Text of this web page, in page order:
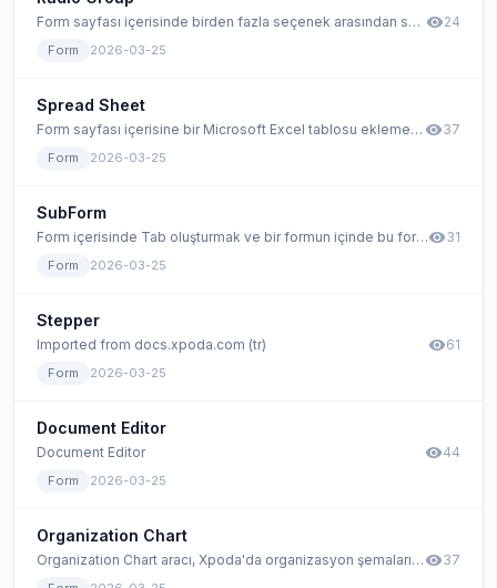
Form sayfası içerisinde birden fazla seçenek arasından sadece birisi seçilmek istenildiği durumlarda kullanılan form elemanıdır. Bu eleman ile birden fazla seçim yapılamaz.
Form 2026-03-25
visibility24
Spread Sheet
Form sayfası içerisine bir Microsoft Excel tablosu eklememizi sağlayan araçtır. Bu Excel tablosuna veri girişi de dahil Microsoft Excel'de yapabildiğimiz birçok işlemi yapabiliriz.
Form 2026-03-25
visibility37
SubForm
Form içerisinde Tab oluşturmak ve bir formun içinde bu forma bağlı başka formlar çalıştırmak için kullanılan form elemanıdır. Bu eleman ile forma bağlı diğer formlar aynı sayfada gösterilebilir.
Form 2026-03-25
visibility31
Stepper
Imported from docs.xpoda.com (tr)
Form 2026-03-25
visibility61
Document Editor
Document Editor
Form 2026-03-25
visibility44
Organization Chart
Organization Chart aracı, Xpoda'da organizasyon şemalarınızı ağaç yapısı ile görselleştirebileceğiniz bir araçtır. visibility37